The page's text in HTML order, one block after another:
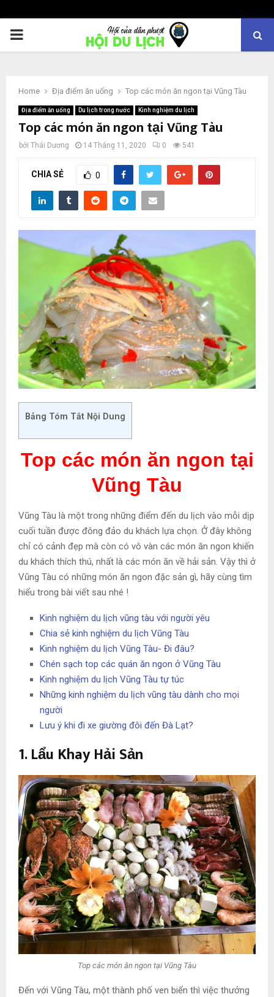
PRIMARY
Home Địa điểm ăn uống Top các món ăn ngon tại Vũng Tàu
Địa điểm ăn uống Du lịch trong nước Kinh nghiệm du lịch
Top các món ăn ngon tại Vũng Tàu
bởi Thái Dương 14 Tháng 11, 2020 0 541
CHIA SẺ 0
Bảng Tóm Tắt Nội Dung
Top các món ăn ngon tại
Vũng Tàu
Vũng Tàu là một trong những điểm đến du lịch vào mỗi dịp
cuối tuần được đông đảo du khách lựa chọn. Ở đây không
chỉ có cảnh đẹp mà còn có vô vàn các món ăn ngon khiến
du khách thích thú, nhất là các món ăn về hải sản. Vậy thì ở
Vũng Tàu có những món ăn ngon đặc sản gì, hãy cùng tìm
hiểu trong bài viết sau nhé !
Kinh nghiệm du lịch vũng tàu với người yêu
Chia sẻ kinh nghiệm du lịch Vũng Tàu
Kinh nghiệm du lịch Vũng Tàu- Đi đâu?
Chén sạch top các quán ăn ngon ở Vũng Tàu
Kinh nghiệm du lịch Vũng Tàu tự túc
Những kinh nghiệm du lịch vũng tàu dành cho mọi
người
Lưu ý khi đi xe giường đôi đến Đà Lạt?
1. Lẩu Khay Hải Sản
Top các món ăn ngon tại Vũng Tàu
Đến với Vũng Tàu, một thành phố ven biển thì việc thưởng